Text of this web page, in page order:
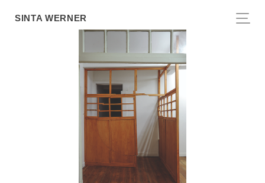
SINTA WERNER